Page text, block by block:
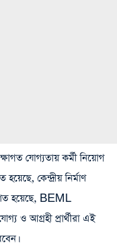
যোগ্যতায় কর্মী নিয়োগ
হয়েছে, কেন্দ্রীয় নির্মাণ
হয়েছে, BEML
ও আগ্রহী প্রার্থীরা এই